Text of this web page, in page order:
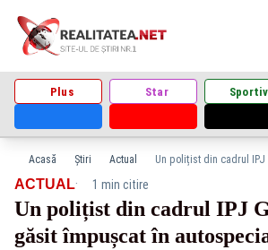
Plus Star
Acasă Știri Actual
ACTUAL· 1 min citire
Un polițist din cadrul IPJ
găsit împușcat în